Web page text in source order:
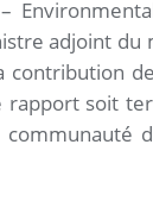
adjoint
contribution
rapport soit